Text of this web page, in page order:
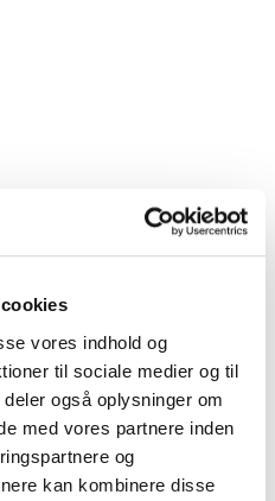
vores indhold og
til sociale medier og til
også oplysninger om
med vores partnere inden
og
kan kombinere disse